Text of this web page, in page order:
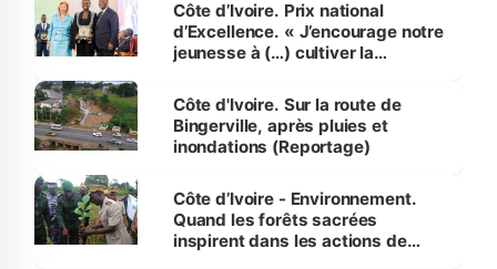
Côte d’Ivoire. Prix national
d’Excellence. « J’encourage notre
jeunesse à (…) cultiver la
(Alassane Ouattara
Côte d'Ivoire. Sur la route de
Bingerville, après pluies et
inondations (Reportage)
Côte d’Ivoire - Environnement.
Quand les forêts sacrées
inspirent dans les actions de